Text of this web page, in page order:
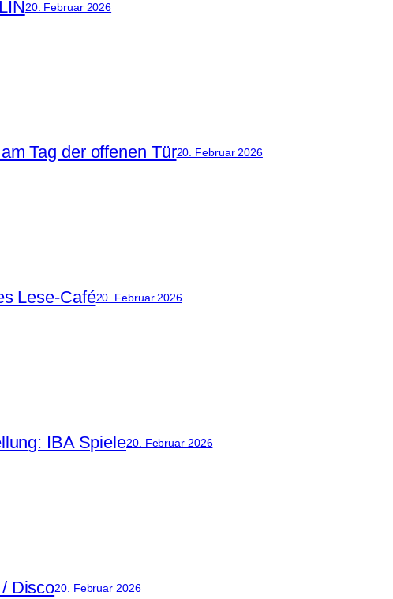
20. Februar 2026
Tag der offenen Tür20. Februar 2026
Lese-Café20. Februar 2026
IBA Spiele20. Februar 2026
Disco20. Februar 2026